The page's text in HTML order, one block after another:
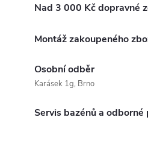
Nad 3 000 Kč dopravné
Montáž zakoupeného
Osobní odběr
Karásek 1g, Brno
Servis bazénů a